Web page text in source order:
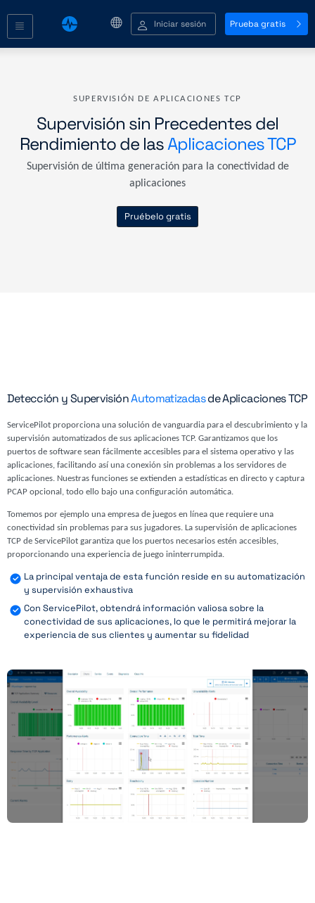
Iniciar sesión Prueba gratis
SUPERVISIÓN DE APLICACIONES TCP
Supervisión sin Precedentes del
Rendimiento de lasAplicaciones TCP
Supervisión de última generación para la conectividad de
aplicaciones
Pruébelo gratis
Detección y SupervisiónAutomatizadasde Aplicaciones TCP
ServicePilot proporciona una solución de vanguardia para el descubrimiento y la
supervisión automatizados de sus aplicaciones TCP. Garantizamos que los
puertos de software sean fácilmente accesibles para el sistema operativo y las
aplicaciones, facilitando así una conexión sin problemas a los servidores de
aplicaciones. Nuestras funciones se extienden a estadísticas en directo y captura
PCAP opcional, todo ello bajo una configuración automática.
Tomemos por ejemplo una empresa de juegos en línea que requiere una
conectividad sin problemas para sus jugadores. La supervisión de aplicaciones
TCP de ServicePilot garantiza que los puertos necesarios estén accesibles,
proporcionando una experiencia de juego ininterrumpida.
La principal ventaja de esta función reside en su automatización
y supervisión exhaustiva
Con ServicePilot, obtendrá información valiosa sobre la
conectividad de sus aplicaciones, lo que le permitirá mejorar la
experiencia de sus clientes y aumentar su fidelidad